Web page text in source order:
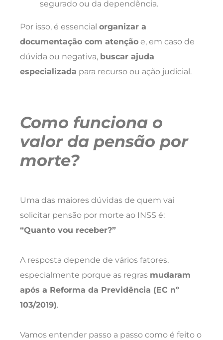
segurado ou da dependência.
Por isso, é essencial organizar a
documentação com atenção e, em caso de
dúvida ou negativa, buscar ajuda
especializada para recurso ou ação judicial.
Como funciona o
valor da pensão por
morte?
Uma das maiores dúvidas de quem vai
solicitar pensão por morte ao INSS é:
“Quanto vou receber?”
A resposta depende de vários fatores,
especialmente porque as regras mudaram
após a Reforma da Previdência (EC nº
103/2019).
Vamos entender passo a passo como é feito o